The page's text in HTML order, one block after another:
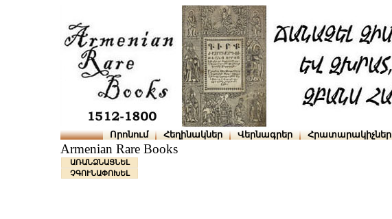
Որոնում Հեղինակներ Վերնագրեր Հրատարակիչներ
Armenian Rare Books
ԱՌԱՆՁՆԱՑՆԵԼ
ՉԳՈՒՆԱՓՈԽԵԼ